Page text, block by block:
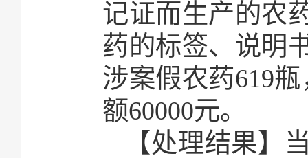
记证而生产的农
药的标签、说明
涉案假农药619
额60000元。
【处理结果】